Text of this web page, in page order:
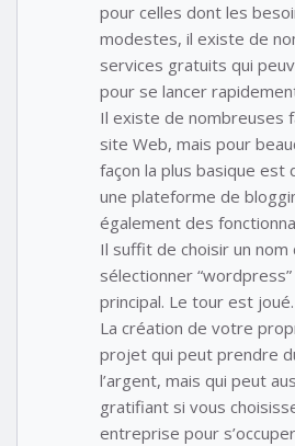
pour celles dont les
modestes, il existe de
services gratuits qui
pour se lancer
Il existe de nombreuses
site Web, mais pour
façon la plus basique est
une plateforme de
également des
Il suffit de choisir un
sélectionner
principal. Le tour est joué.
La création de votre
projet qui peut prendre
l’argent, mais qui peut
gratifiant si vous
entreprise pour